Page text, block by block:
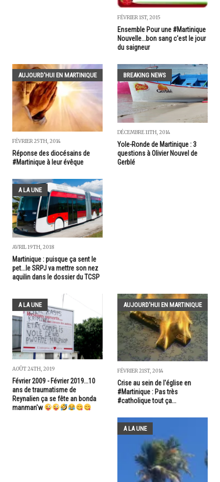
FÉVRIER 1ST, 2015
Ensemble Pour une #Martinique
Nouvelle...bon sang c'est le jour
du saigneur
AUJOURD'HUI EN MARTINIQUE
FÉVRIER 25TH, 2014
Réponse des diocésains de
#Martinique à leur évêque
BREAKING NEWS
DÉCEMBRE 11TH, 2014
Yole-Ronde de Martinique : 3
questions à Olivier Nouvel de
Gerblé
A LA UNE
AVRIL 19TH, 2018
Martinique : puisque ça sent le
pet...le SRPJ va mettre son nez
aquilin dans le dossier du TCSP
A LA UNE
AOÛT 24TH, 2019
Février 2009 - Février 2019...10
ans de traumatisme de
Reynalien ça se fête an bonda
manman'w
AUJOURD'HUI EN MARTINIQUE
FÉVRIER 21ST, 2014
Crise au sein de l'église en
#Martinique : Pas très
#catholique tout ça...
A LA UNE